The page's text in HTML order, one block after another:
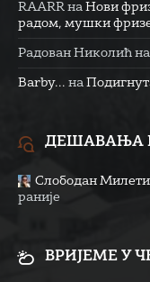
RAARR на Нови
радом, мушки
Радован Николић на
Barby... на
ДЕШАВАЊА
Слободан
раније
ВРИЈЕМЕ У